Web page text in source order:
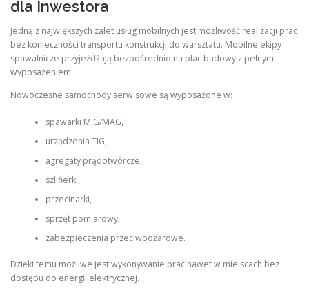
dla Inwestora
Jedną z największych zalet usług mobilnych jest możliwość realizacji prac
bez konieczności transportu konstrukcji do warsztatu. Mobilne ekipy
spawalnicze przyjeżdżają bezpośrednio na plac budowy z pełnym
wyposażeniem.
Nowoczesne samochody serwisowe są wyposażone w:
spawarki MIG/MAG,
urządzenia TIG,
agregaty prądotwórcze,
szlifierki,
przecinarki,
sprzęt pomiarowy,
zabezpieczenia przeciwpożarowe.
Dzięki temu możliwe jest wykonywanie prac nawet w miejscach bez
dostępu do energii elektrycznej.